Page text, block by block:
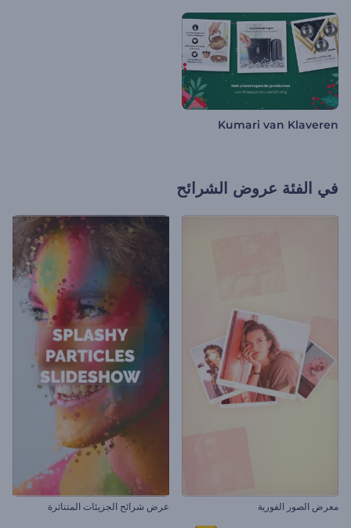
Kumari van Klaveren
في الفئة عروض الشرائح
معرض الصور الفورية عرض شرائح الجزيئات المتناثرة